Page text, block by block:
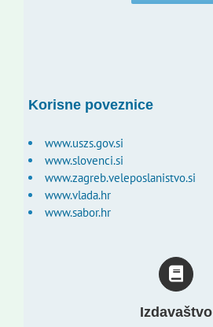
Korisne poveznice
www.uszs.gov.si
www.slovenci.si
www.zagreb.veleposlanistvo.si
www.vlada.hr
www.sabor.hr
Izdavaštvo